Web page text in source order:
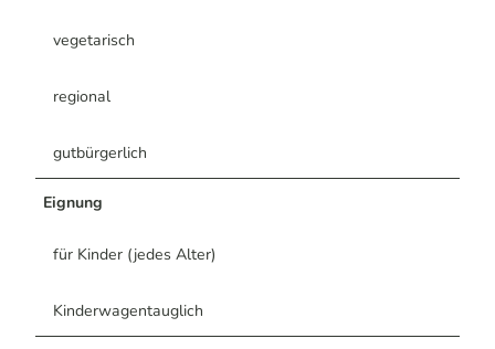
vegetarisch
regional
gutbürgerlich
Eignung
für Kinder (jedes Alter)
Kinderwagentauglich